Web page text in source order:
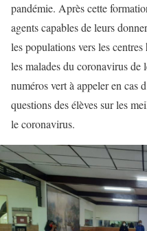
pandémie. Après cette
agents capables de leurs
les populations vers les
les malades du coronavirus de
numéros vert à appeler en cas
questions des élèves sur les
le coronavirus.